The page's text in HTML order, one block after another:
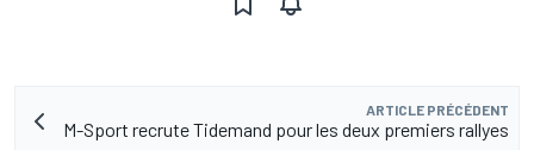
ARTICLE PRÉCÉDENT
M-Sport recrute Tidemand pour les deux premiers rallyes